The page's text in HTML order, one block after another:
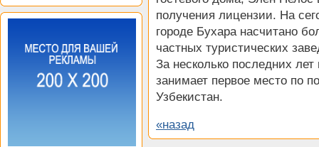
получения лицензии. На
городе Бухара насчитано
частных туристических
За несколько последних
занимает первое место по
Узбекистан.
«назад